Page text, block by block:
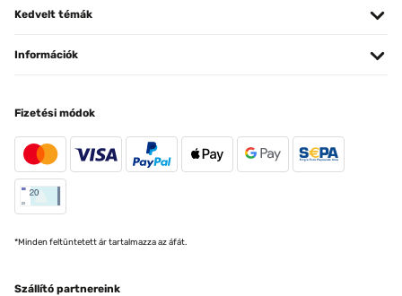
Kedvelt témák
Információk
Fizetési módok
*Minden feltüntetett ár tartalmazza az áfát.
Szállító partnereink